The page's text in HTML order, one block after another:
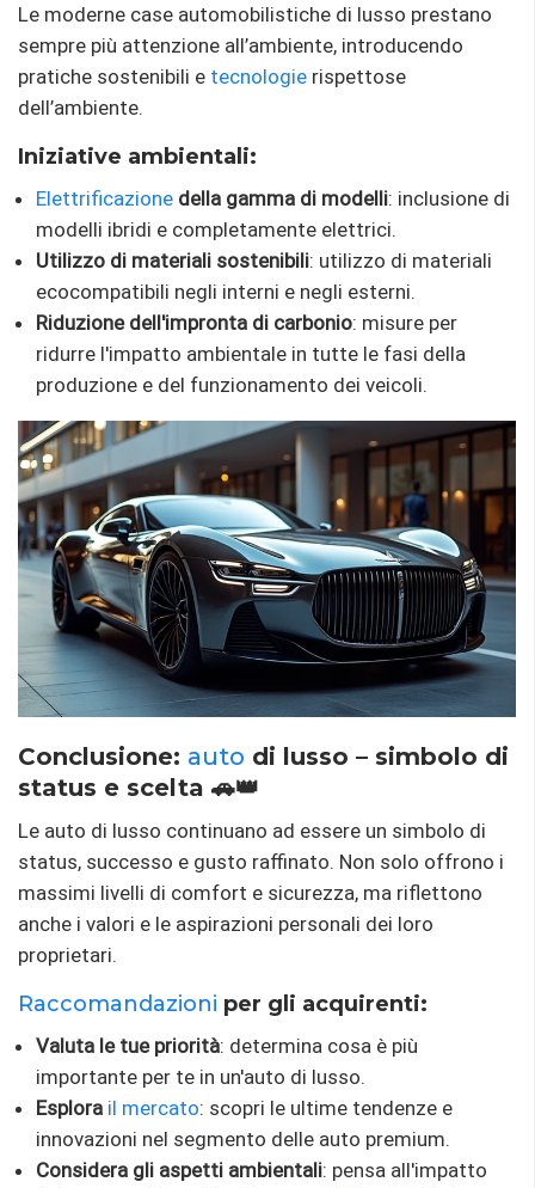
Le moderne case automobilistiche di lusso prestano
sempre più attenzione all’ambiente, introducendo
pratiche sostenibili e tecnologie rispettose
dell’ambiente.
Iniziative ambientali:
Elettrificazione della gamma di modelli: inclusione di
modelli ibridi e completamente elettrici.
Utilizzo di materiali sostenibili: utilizzo di materiali
ecocompatibili negli interni e negli esterni.
Riduzione dell'impronta di carbonio: misure per
ridurre l'impatto ambientale in tutte le fasi della
produzione e del funzionamento dei veicoli.
Conclusione: auto di lusso – simbolo di
status e scelta 🚗👑
Le auto di lusso continuano ad essere un simbolo di
status, successo e gusto raffinato. Non solo offrono i
massimi livelli di comfort e sicurezza, ma riflettono
anche i valori e le aspirazioni personali dei loro
proprietari.
Raccomandazioni per gli acquirenti:
Valuta le tue priorità: determina cosa è più
importante per te in un'auto di lusso.
Esplora il mercato: scopri le ultime tendenze e
innovazioni nel segmento delle auto premium.
Considera gli aspetti ambientali: pensa all'impatto